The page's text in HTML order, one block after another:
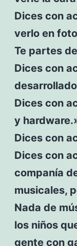
Dices con
verlo en
Te partes
Dices con
Dices con
y
Dices con
Dices con
companía
musicales,
Nada de
los niños
gente con